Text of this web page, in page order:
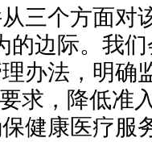
个方面对
的边际。我
办法，明确
求，降低准
健康医疗服